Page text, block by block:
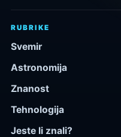
RUBRIKE
Svemir
Astronomija
Znanost
Tehnologija
Jeste li znali?